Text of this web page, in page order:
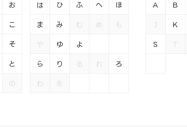
お
こ
そ
と
の
は ひ ふ へ ほ
ま み む め も
や ゆ よ
ら り る れ ろ
わ を
A B
J K
S T